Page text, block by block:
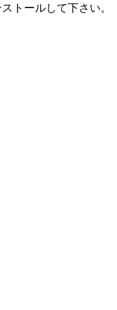
トールして下さい。